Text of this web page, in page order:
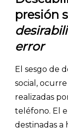
presión
error
El sesgo de
social,
realizadas
teléfono. El
destinadas a